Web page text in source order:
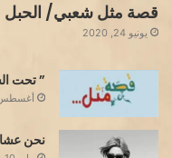
قصة مثل شعبي/ الحبل
يونيو 24, 2020
” تحت
أغسطس 19,
نحن